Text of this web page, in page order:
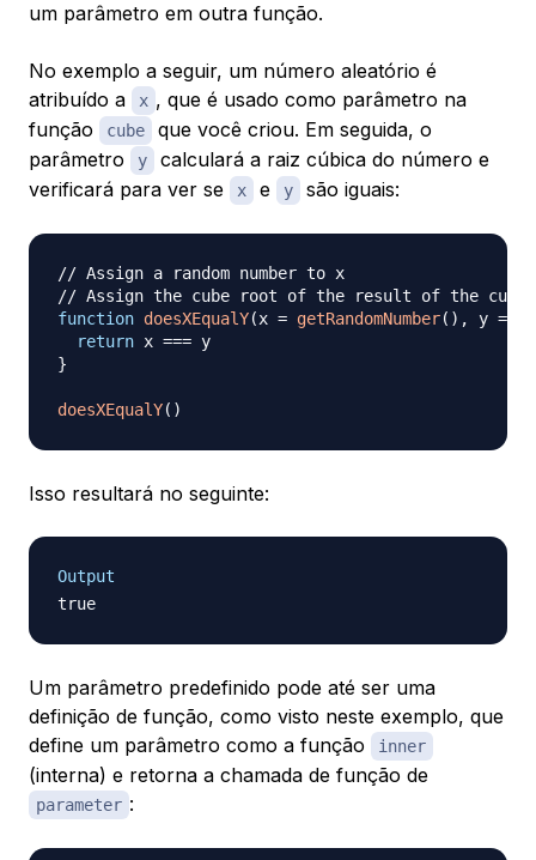
um parâmetro em outra função.
No exemplo a seguir, um número aleatório é
atribuído a
x , que é usado como parâmetro na
função
cube
que você criou. Em seguida, o
parâmetro
y
calculará a raiz cúbica do número e
verificará para ver se
x e y são iguais:
// Assign a random number to x
// Assign the cube root of the result of the cube
function doesXEqualY(x = getRandomNumber( ) , y =
return x ===
}
doesXEqualY( )
Isso resultará no seguinte:
Output
Um parâmetro predefinido pode até ser uma
definição de função, como visto neste exemplo, que
define um parâmetro como a função
inner
(interna) e retorna a chamada de função de
parameter :